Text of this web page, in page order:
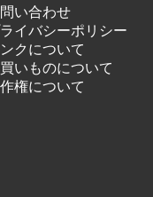
い合わせ
イバシーポリシー
クについて
いものについて
権について